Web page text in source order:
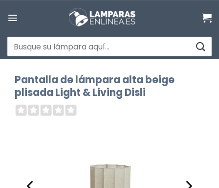
Buscar
por:
Pantalla de lámpara alta beige
plisada Light & Living Disli